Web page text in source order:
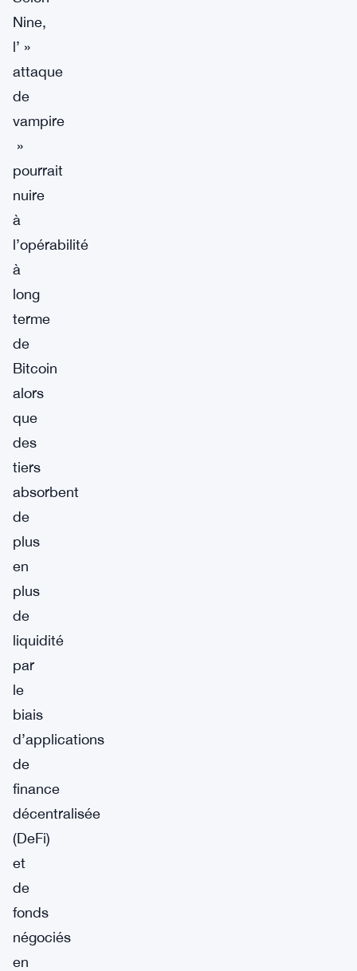
Nine,
l’ »
attaque
de
vampire
»
pourrait
nuire
à
l’opérabilité
à
long
terme
de
Bitcoin
alors
que
des
tiers
absorbent
de
plus
en
plus
de
liquidité
par
le
biais
d’applications
de
finance
décentralisée
(DeFi)
et
de
fonds
négociés
en